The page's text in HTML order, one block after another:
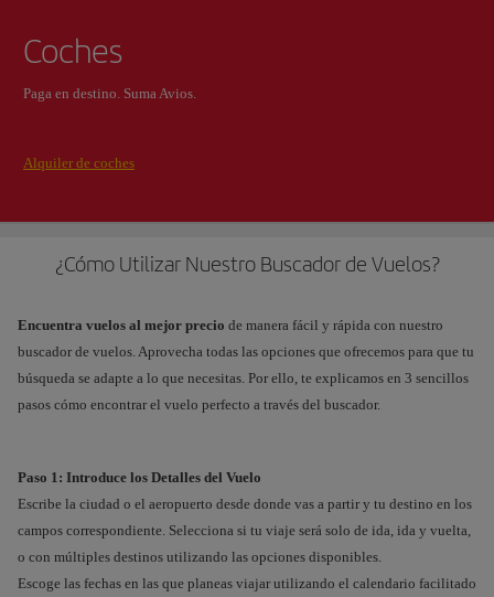
Coches
Paga en destino. Suma Avios.
Alquiler de coches
¿Cómo Utilizar Nuestro Buscador de Vuelos?
Encuentra vuelos al mejor precio de manera fácil y rápida con nuestro
buscador de vuelos. Aprovecha todas las opciones que ofrecemos para que tu
búsqueda se adapte a lo que necesitas. Por ello, te explicamos en 3 sencillos
pasos cómo encontrar el vuelo perfecto a través del buscador.
Paso 1: Introduce los Detalles del Vuelo
Escribe la ciudad o el aeropuerto desde donde vas a partir y tu destino en los
campos correspondiente. Selecciona si tu viaje será solo de ida, ida y vuelta,
o con múltiples destinos utilizando las opciones disponibles.
Escoge las fechas en las que planeas viajar utilizando el calendario facilitado